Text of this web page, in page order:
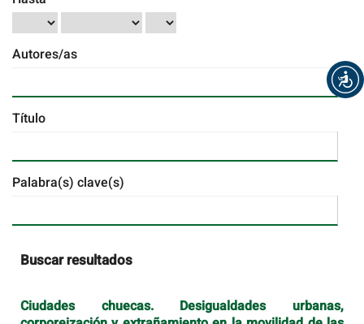
Autores/as
Título
Palabra(s) clave(s)
Buscar resultados
Ciudades chuecas. Desigualdades urbanas,